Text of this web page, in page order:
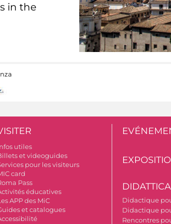
in the
utiles
et videoguides
pour les visiteurs
card
Pass
éducatives
APP des MiC
et catalogues
DIDATTICA
Didactique
Didactique
Rencontres